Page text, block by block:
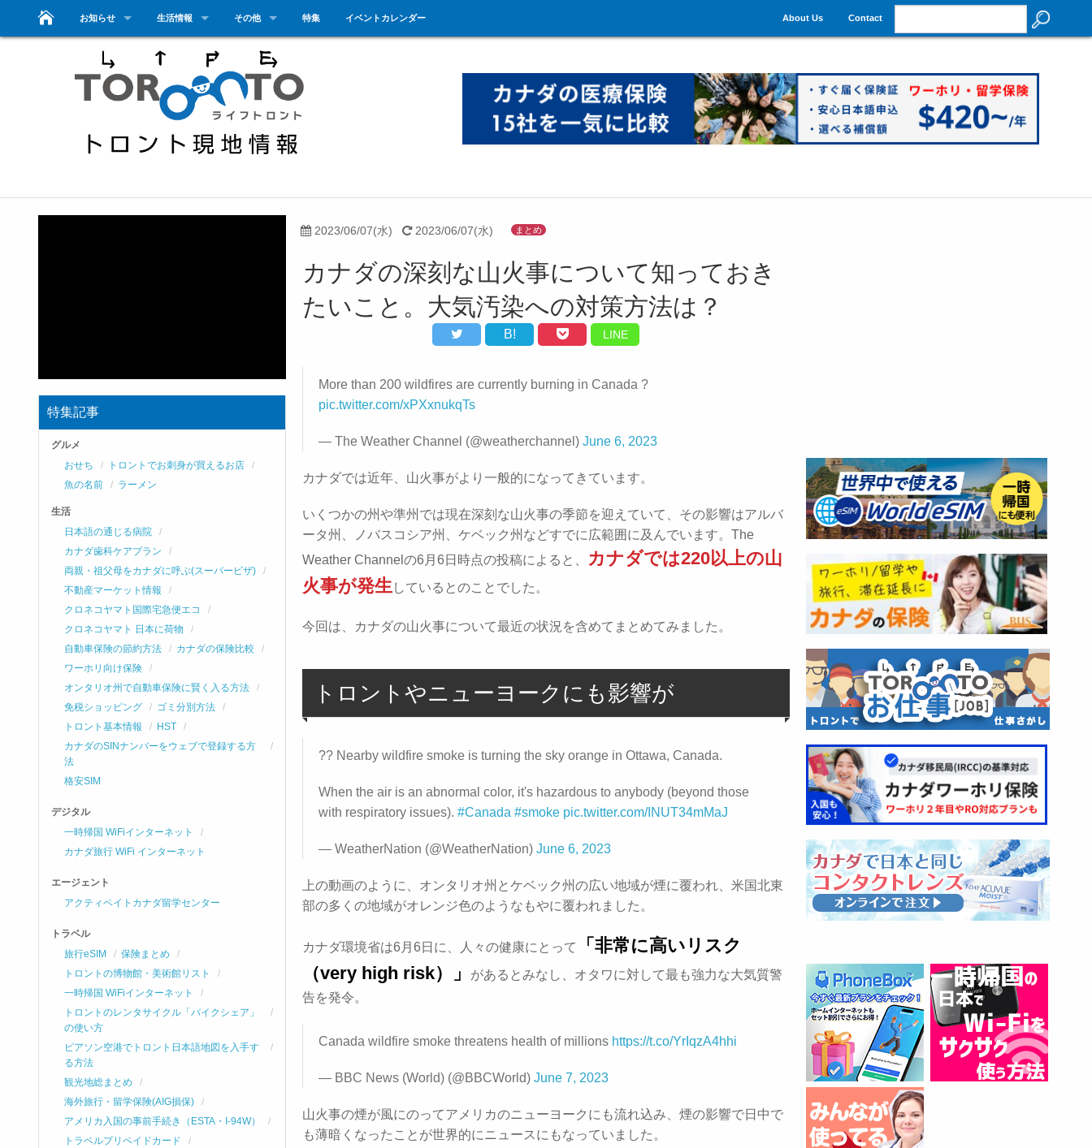
お知らせ 生活情報 その他 特集 イベントカレンダー About Us Contact
2023/06/07(水) 2023/06/07(水) まとめ
カナダの深刻な山火事について知っておき
たいこと。大気汚染への対策方法は？
B! LINE
More than 200 wildfires are currently burning in Canada ?
pic.twitter.com/xPXxnukqTs
— The Weather Channel (@weatherchannel) June 6, 2023
カナダでは近年、山火事がより一般的になってきています。
いくつかの州や準州では現在深刻な山火事の季節を迎えていて、その影響はアルバ
ータ州、ノバスコシア州、ケベック州などすでに広範囲に及んでいます。The
Weather Channelの6月6日時点の投稿によると、
カナダでは220以上の山
火事が発生しているとのことでした。
今回は、カナダの山火事について最近の状況を含めてまとめてみました。
トロントやニューヨークにも影響が
?? Nearby wildfire smoke is turning the sky orange in Ottawa, Canada.
When the air is an abnormal color, it's hazardous to anybody (beyond those
with respiratory issues). #Canada #smoke pic.twitter.com/INUT34mMaJ
— WeatherNation (@WeatherNation) June 6, 2023
上の動画のように、オンタリオ州とケベック州の広い地域が煙に覆われ、米国北東
部の多くの地域がオレンジ色のようなもやに覆われました。
カナダ環境省は6月6日に、人々の健康にとって
「非常に高いリスク
（very high risk）」
があるとみなし、オタワに対して最も強力な大気質警
告を発令。
Canada wildfire smoke threatens health of millions https://t.co/YrIqzA4hhi
— BBC News (World) (@BBCWorld) June 7, 2023
山火事の煙が風にのってアメリカのニューヨークにも流れ込み、煙の影響で日中で
も薄暗くなったことが世界的にニュースにもなっていました。
特集記事
グルメ
おせち
トロントでお刺身が買えるお店
魚の名前
ラーメン
生活
日本語の通じる病院
カナダ歯科ケアプラン
両親・祖父母をカナダに呼ぶ(スーパービザ)
不動産マーケット情報
クロネコヤマト国際宅急便エコ
クロネコヤマト 日本に荷物
自動車保険の節約方法
カナダの保険比較
ワーホリ向け保険
オンタリオ州で自動車保険に賢く入る方法
免税ショッピング
ゴミ分別方法
トロント基本情報
HST
カナダのSINナンバーをウェブで登録する方
法
格安SIM
デジタル
一時帰国 WiFiインターネット
カナダ旅行 WiFi インターネット
エージェント
アクティベイトカナダ留学センター
トラベル
旅行eSIM
保険まとめ
トロントの博物館・美術館リスト
一時帰国 WiFiインターネット
トロントのレンタサイクル「バイクシェア」
の使い方
ピアソン空港でトロント日本語地図を入手す
る方法
観光地総まとめ
海外旅行・留学保険(AIG損保)
アメリカ入国の事前手続き（ESTA・I-94W）
トラベルプリペイドカード